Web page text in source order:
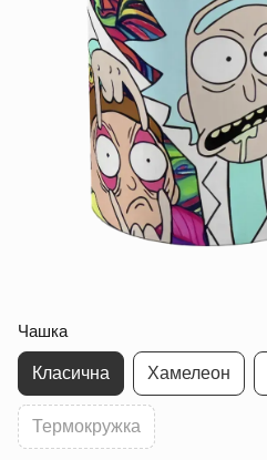
Чашка
Класична Хамелеон
Термокружка